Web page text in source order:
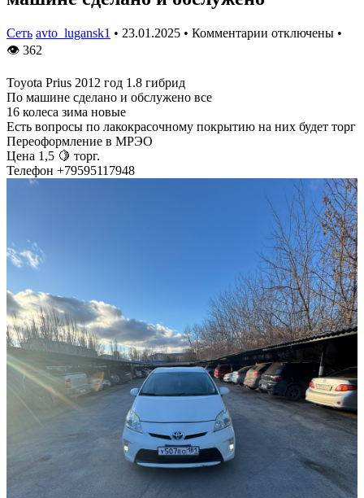
Сеть avto_lugansk1 • 23.01.2025 • Комментарии отключены •
👁 362
Toyota Prius 2012 год 1.8 гибрид
По машине сделано и обслужено все
16 колеса зима новые
Есть вопросы по лакокрасочному покрытию на них будет торг
Переоформление в МРЭО
Цена 1,5 🍋 торг.
Телефон +79595117948